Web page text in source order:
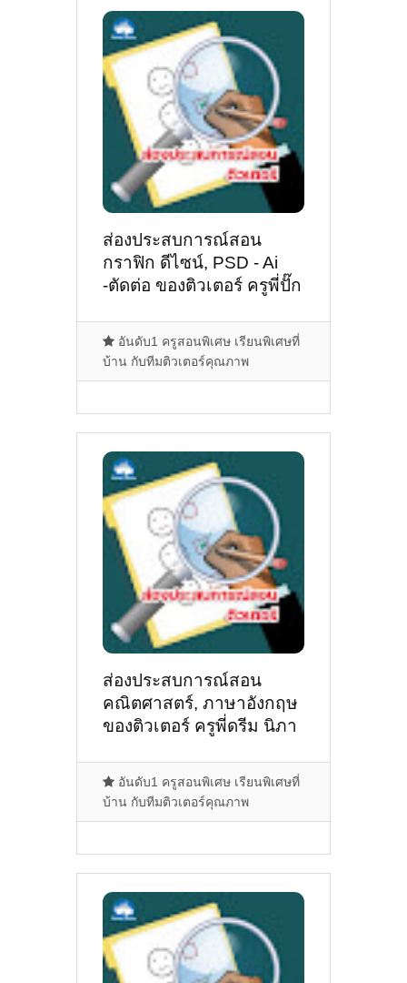
ส่องประสบการณ์สอน
กราฟิก ดีไซน์, PSD - Ai
-ตัดต่อ ของติวเตอร์ ครูพี่ปั๊ก
@เชียงใหม่ ดอยสะเก็ด
อันดับ1 ครูสอนพิเศษ เรียนพิเศษที่
บ้าน กับทีมติวเตอร์คุณภาพ
ส่องประสบการณ์สอน
คณิตศาสตร์, ภาษาอังกฤษ
ของติวเตอร์ ครูพี่ดรีม นิภา
เหนือ ดอยสะเก็ด
อันดับ1 ครูสอนพิเศษ เรียนพิเศษที่
บ้าน กับทีมติวเตอร์คุณภาพ